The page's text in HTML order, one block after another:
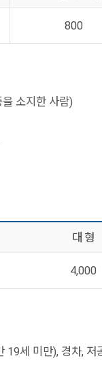
800
소지한 사람)
대 형
4,000
세 미만), 경차,